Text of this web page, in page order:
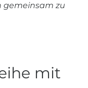
gemeinsam zu
mit